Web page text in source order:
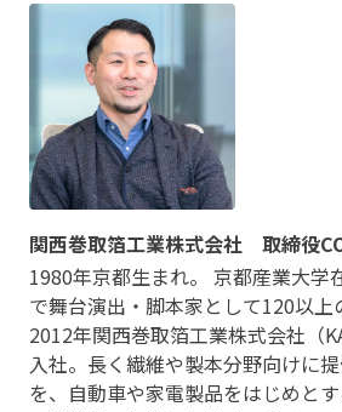
関西巻取箔工業株式会社 取締役
1980年京都生まれ。 京都産業大学
で舞台演出・脚本家として120以上
2012年関西巻取箔工業株式会社（
入社。長く繊維や製本分野向けに
を、自動車や家電製品をはじめと